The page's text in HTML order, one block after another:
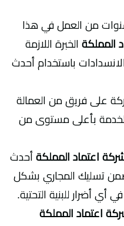
من العمل في هذا
المملكة الخبرة اللازمة
باستخدام أحدث
على فريق من العمالة
الخدمة بأعلى مستوى من
اعتماد المملكة أحدث
تسليك المجاري بشكل
أضرار للبنية التحتية.
اعتماد المملكة